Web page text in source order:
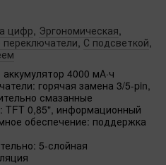
цифр, Эргономическая,
, С подсветкой,
4000 мА·ч
горячая замена 3/5-pin,
смазанные
TFT 0,85", информационный
обеспечение: поддержка
5-слойная